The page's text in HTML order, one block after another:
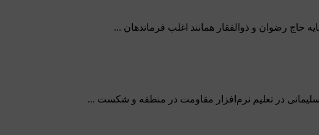
حاج رضوان و ذوالفقار همانند اغلب فرماندهان ...
در تعلیم نرم‌افزار مقاومت در منطقه و شکست ...